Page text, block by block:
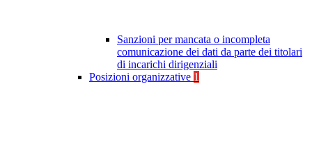
Sanzioni per mancata o incompleta
comunicazione dei dati da parte dei titolari
di incarichi dirigenziali
Posizioni organizzative 1